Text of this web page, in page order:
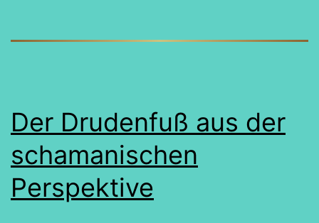
Der Drudenfuß aus der
schamanischen
Perspektive